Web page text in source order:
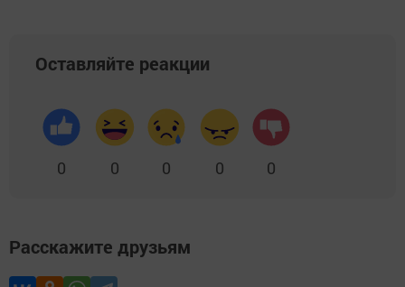
Оставляйте реакции
0 0 0 0 0
Расскажите друзьям